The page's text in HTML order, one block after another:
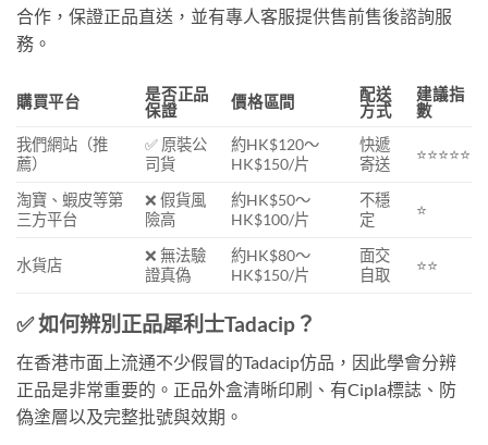
合作，保證正品直送，並有專人客服提供售前售後諮詢服
務。
購買平台
是否正品
保證
價格區間
配送
方式
建議指
數
我們網站（推
薦）
✅ 原裝公
司貨
約HK$120～
HK$150/片
快遞
寄送
⭐⭐⭐⭐⭐
淘寶、蝦皮等第
三方平台
❌ 假貨風
險高
約HK$50～
HK$100/片
不穩
定
⭐
水貨店
❌ 無法驗
證真偽
約HK$80～
HK$150/片
面交
自取
⭐⭐
✅ 如何辨別正品犀利士Tadacip？
在香港市面上流通不少假冒的Tadacip仿品，因此學會分辨
正品是非常重要的。正品外盒清晰印刷、有Cipla標誌、防
偽塗層以及完整批號與效期。